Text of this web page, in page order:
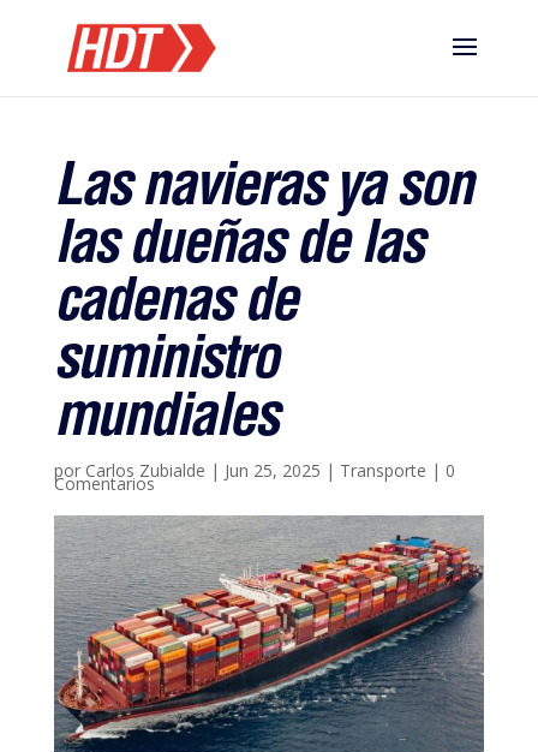
Las navieras ya son
las dueñas de las
cadenas de
suministro
mundiales
por Carlos Zubialde | Jun 25, 2025 | Transporte | 0
Comentarios